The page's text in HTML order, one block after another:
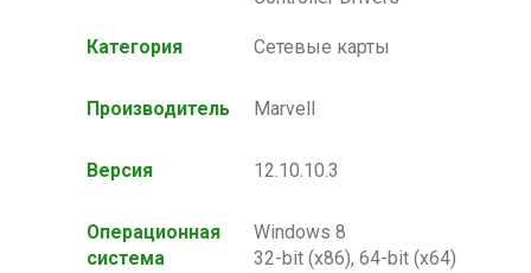
Категория Сетевые карты
Производитель Marvell
Версия 12.10.10.3
Операционная
система
Windows 8
32-bit (x86), 64-bit (x64)